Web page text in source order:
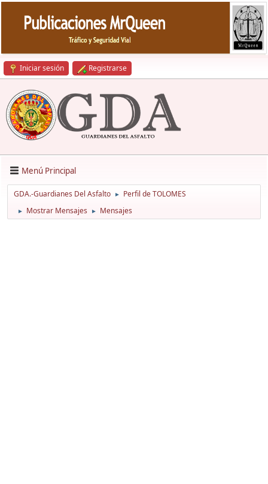
Iniciar sesión Registrarse
Menú Principal
GDA.-Guardianes Del Asfalto ► Perfil de TOLOMES
► Mostrar Mensajes ► Mensajes